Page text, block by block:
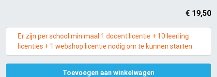
€ 19,50
Er zijn per school minimaal 1 docent licentie + 10 leerling
licenties + 1 webshop licentie nodig om te kunnen starten.
Toevoegen aan winkelwagen